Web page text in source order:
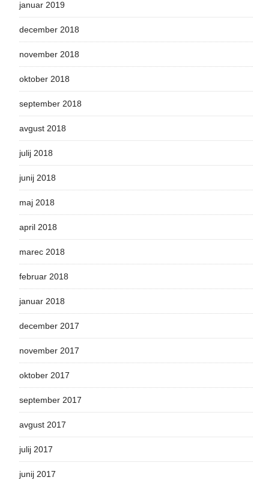
januar 2019
december 2018
november 2018
oktober 2018
september 2018
avgust 2018
julij 2018
junij 2018
maj 2018
april 2018
marec 2018
februar 2018
januar 2018
december 2017
november 2017
oktober 2017
september 2017
avgust 2017
julij 2017
junij 2017